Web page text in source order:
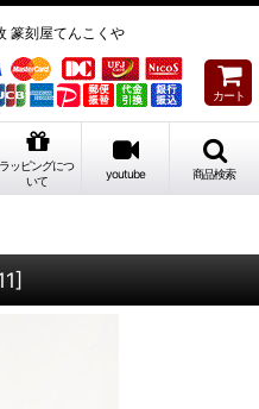
刻屋てんこくや
カート
ラッピングにつ
いて
youtube 商品検索
]